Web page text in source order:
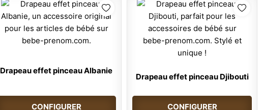
Drapeau effet pinceau Albanie
CONFIGURER
Drapeau effet pinceau Djibouti
CONFIGURER